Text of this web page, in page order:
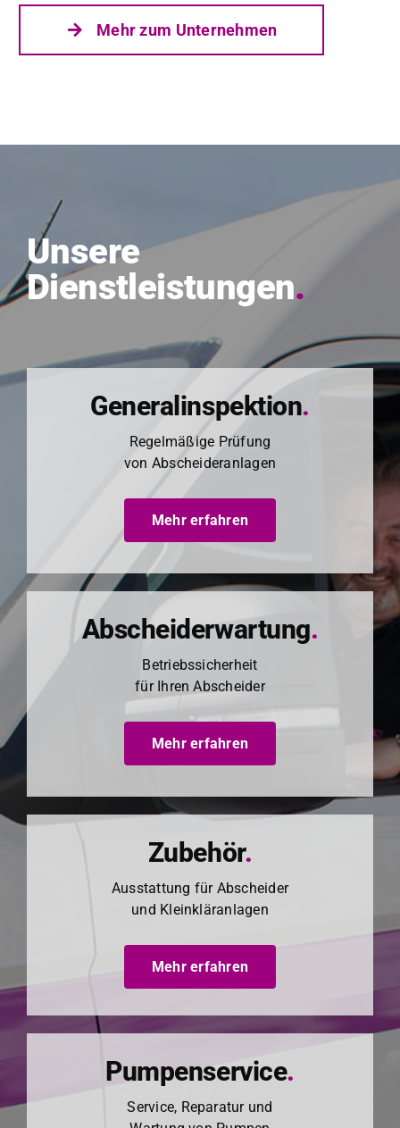
Mehr zum Unternehmen
Unsere
Dienstleistungen.
Generalinspektion.
Regelmäßige Prü­fung
von Abschei­der­an­la­gen
Mehr erfahren
Abscheiderwartung.
Betrieb­ssicher­heit
für Ihren Abschei­der
Mehr erfahren
Zubehör.
Ausstat­tung für Abschei­der
und Klein­kläran­la­gen
Mehr erfahren
Pumpenservice.
Ser­vice, Reparatur und